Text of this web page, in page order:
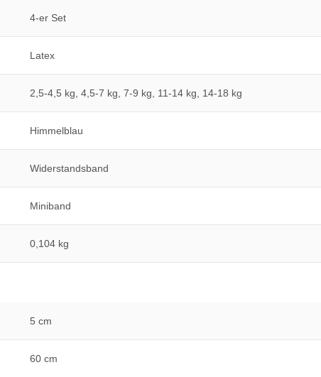
4-er Set
Latex
2,5-4,5 kg, 4,5-7 kg, 7-9 kg, 11-14 kg, 14-18 kg
Himmelblau
Widerstandsband
Miniband
0,104 kg
5 cm
60 cm